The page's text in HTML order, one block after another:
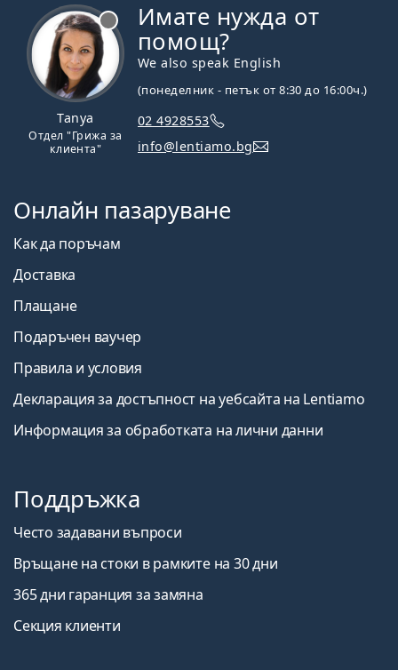
Tanya
Отдел "Грижа за
клиента"
Имате нужда от
помощ?
We also speak English
(понеделник - петък от 8:30 до 16:00ч.)
02 4928553
info@lentiamo.bg
Онлайн пазаруване
Как да поръчам
Доставка
Плащане
Подаръчен ваучер
Правила и условия
Декларация за достъпност на уебсайта на Lentiamo
Информация за обработката на лични данни
Поддръжка
Често задавани въпроси
Връщане на стоки в рамките на 30 дни
365 дни гаранция за замяна
Секция клиенти